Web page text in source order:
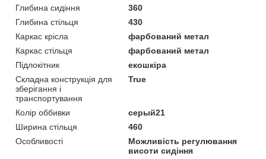
Глибина сидіння
360
Глибина стільця
430
Каркас крісла
фарбований метал
Каркас стільця
фарбований метал
Підлокітник
екошкіра
Складна конструкція для
зберігання і
транспортування
True
Колір оббивки
серый21
Ширина стільця
460
Особливості
Можливість регулювання
висоти сидіння